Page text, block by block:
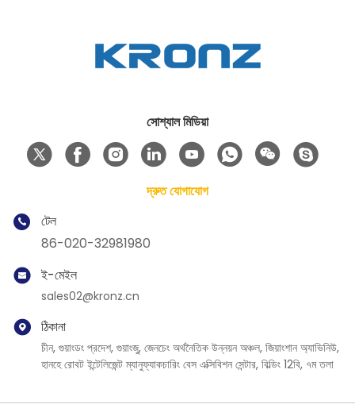
সোশ্যাল মিডিয়া
দ্রুত যোগাযোগ
টেল
86-020-32981980
ই-মেইল
sales02@kronz.cn
ঠিকানা
চীন, গুয়াংডং প্রদেশ, গুয়াংজু, জেনচেং অর্থনৈতিক উন্নয়ন অঞ্চল, জিয়াংশান অ্যাভিনিউ,
হানহে রোবট ইন্টেলিজেন্ট ম্যানুফ্যাকচারিং বেস এক্সিবিশন সেন্টার, বিল্ডিং 12বি, ৭ম তলা